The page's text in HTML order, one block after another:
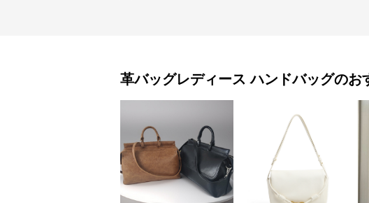
革バッグレディース ハンドバッグのお